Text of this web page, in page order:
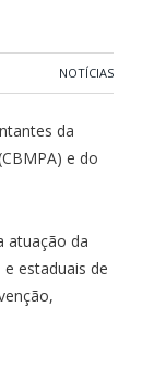
NOTÍCIAS
da
e do
atuação da
estaduais de